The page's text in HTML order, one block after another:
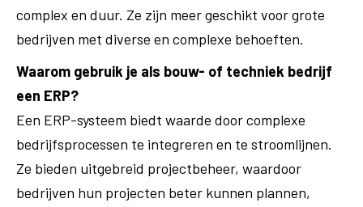
complex en duur. Ze zijn meer geschikt voor grote
bedrijven met diverse en complexe behoeften.
Waarom gebruik je als bouw- of techniek bedrijf
een ERP?
Een ERP-systeem biedt waarde door complexe
bedrijfsprocessen te integreren en te stroomlijnen.
Ze bieden uitgebreid projectbeheer, waardoor
bedrijven hun projecten beter kunnen plannen,